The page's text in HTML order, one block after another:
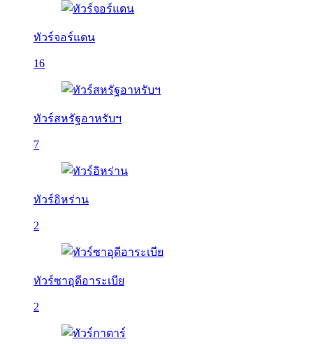
ทัวร์จอร์แดน
16
ทัวร์สหรัฐอาหรับฯ
7
ทัวร์อิหร่าน
2
ทัวร์ซาอุดีอาระเบีย
2